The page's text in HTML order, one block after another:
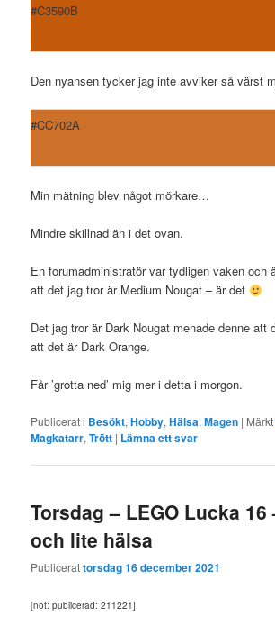
#C3590B
Den nyansen tycker jag inte avviker så värst
#CC702A
Min mätning blev något mörkare…
Mindre skillnad än i det ovan.
En forumadministratör var tydligen vaken och
att det jag tror är Medium Nougat – är det
Det jag tror är Dark Nougat menade denne att
att det är Dark Orange.
Får ’grotta ned’ mig mer i detta i morgon.
Publicerat i Besökt,Hobby,Hälsa,Magen | Märkt
Magkatarr,Trött | Lämna ett svar
Torsdag – LEGO Lucka 16
och lite hälsa
Publicerattorsdag 16 december 2021
[not: publicerad: 211221]